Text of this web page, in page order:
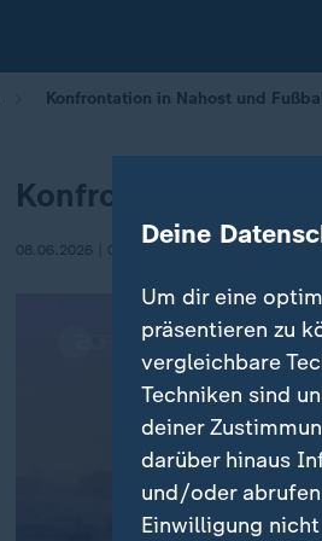
Konfrontation in Nahost und
Konfrontation in
08.06.2026 | 05:30 Deine
Um dir eine
präsentieren zu
vergleichbare
Techniken sind
deiner
darüber hinaus
und/oder
Einwilligung